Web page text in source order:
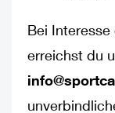
Bei
erreichst du